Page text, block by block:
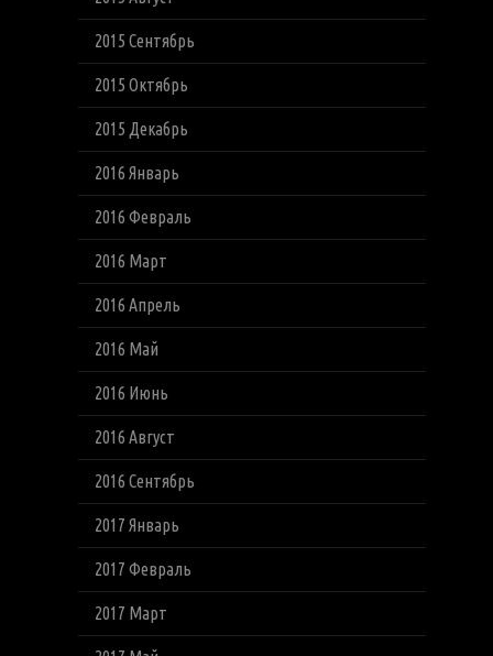
2015 Сентябрь
2015 Октябрь
2015 Декабрь
2016 Январь
2016 Февраль
2016 Март
2016 Апрель
2016 Май
2016 Июнь
2016 Август
2016 Сентябрь
2017 Январь
2017 Февраль
2017 Март